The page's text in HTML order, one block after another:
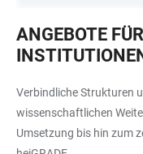
mit
roten,
gelben
und
blauen
ANGEBOTE
Verbindliche Strukturen
wissenschaftlichen
Umsetzung bis hin zum